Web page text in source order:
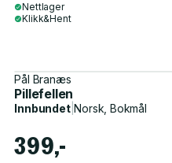
Nettlager
Klikk&Hent
Pål Branæs
Pillefellen
Innbundet|Norsk, Bokmål
399,-